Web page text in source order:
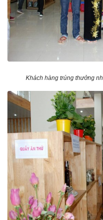
Khách hàng trúng thưởng